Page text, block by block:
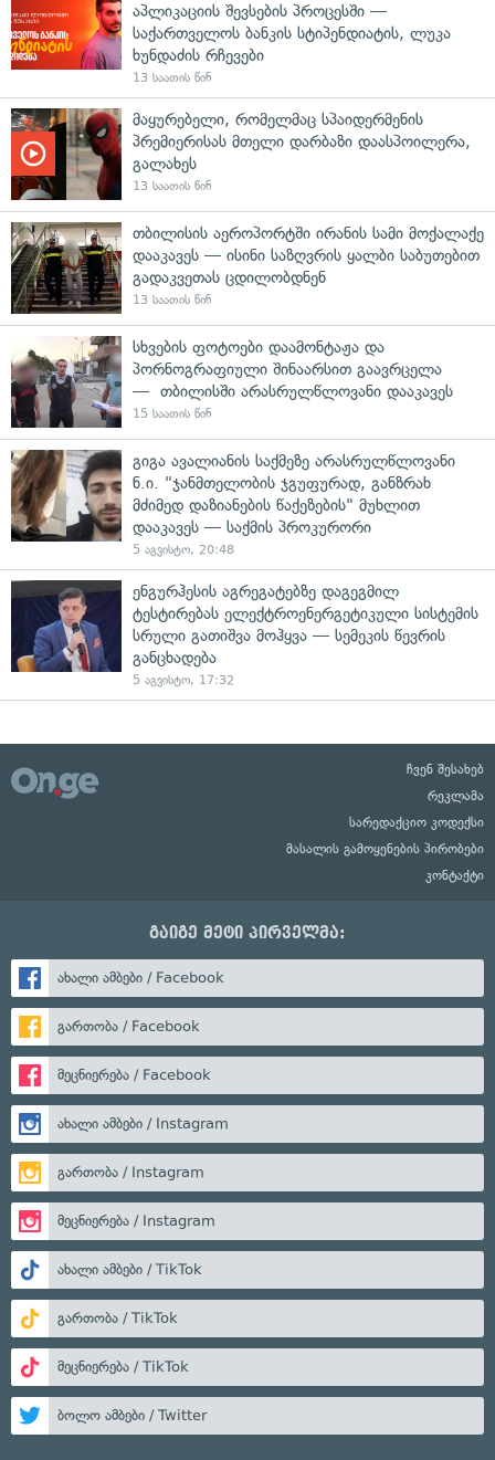
აპლიკაციის შევსების პროცესში —
საქართველოს ბანკის სტიპენდიატის, ლუკა
ხუნდაძის რჩევები
13 საათის წინ
მაყურებელი, რომელმაც სპაიდერმენის
პრემიერისას მთელი დარბაზი დაასპოილერა,
გალახეს
13 საათის წინ
თბილისის აეროპორტში ირანის სამი მოქალაქე
დააკავეს — ისინი საზღვრის ყალბი საბუთებით
გადაკვეთას ცდილობდნენ
13 საათის წინ
სხვების ფოტოები დაამონტაჟა და
პორნოგრაფიული შინაარსით გაავრცელა
— თბილისში არასრულწლოვანი დააკავეს
15 საათის წინ
გიგა ავალიანის საქმეზე არასრულწლოვანი
ნ.ი. "ჯანმთელობის ჯგუფურად, განზრახ
მძიმედ დაზიანების წაქეზების" მუხლით
დააკავეს — საქმის პროკურორი
5 აგვისტო, 20:48
ენგურჰესის აგრეგატებზე დაგეგმილ
ტესტირებას ელექტროენერგეტიკული სისტემის
სრული გათიშვა მოჰყვა — სემეკის წევრის
განცხადება
5 აგვისტო, 17:32
ჩვენ შესახებ
რეკლამა
სარედაქციო კოდექსი
მასალის გამოყენების პირობები
კონტაქტი
გაიგე მეტი პირველმა:
ახალი ამბები / Facebook
გართობა / Facebook
მეცნიერება / Facebook
ახალი ამბები / Instagram
გართობა / Instagram
მეცნიერება / Instagram
ახალი ამბები / TikTok
გართობა / TikTok
მეცნიერება / TikTok
ბოლო ამბები / Twitter